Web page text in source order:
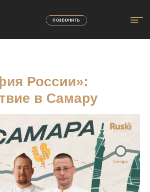
ПОЗВОНИТЬ
России»:
в Самару